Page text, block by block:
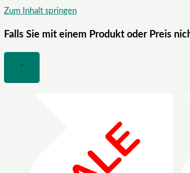
Zum Inhalt springen
Falls Sie mit einem Produkt oder Preis